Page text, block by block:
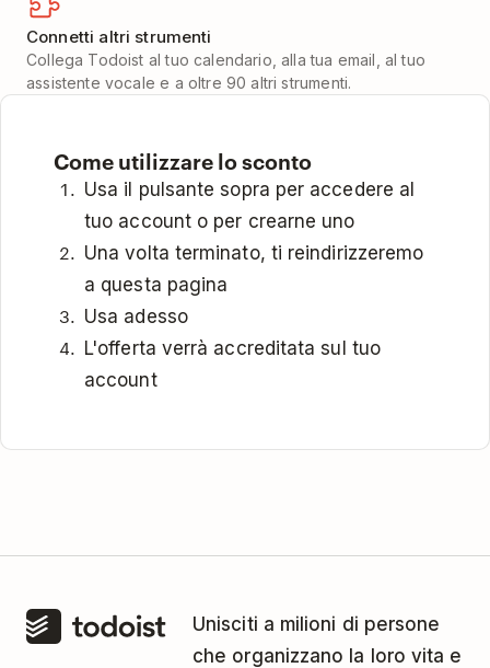
Connetti altri strumenti
Collega Todoist al tuo calendario, alla tua email, al tuo
assistente vocale e a oltre 90 altri strumenti.
Come utilizzare lo sconto
Usa il pulsante sopra per accedere al
tuo account o per crearne uno
Una volta terminato, ti reindirizzeremo
a questa pagina
Usa adesso
L'offerta verrà accreditata sul tuo
account
Unisciti a milioni di persone
che organizzano la loro vita e